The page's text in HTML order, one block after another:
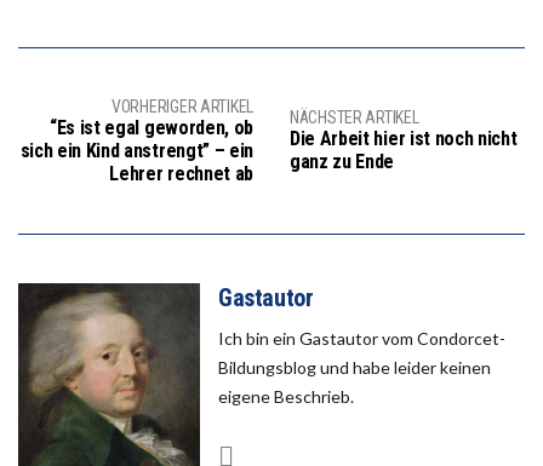
VORHERIGER ARTIKEL
“Es ist egal geworden, ob
sich ein Kind anstrengt” – ein
Lehrer rechnet ab
NÄCHSTER ARTIKEL
Die Arbeit hier ist noch nicht
ganz zu Ende
Gastautor
Ich bin ein Gastautor vom Condorcet-
Bildungsblog und habe leider keinen
eigene Beschrieb.